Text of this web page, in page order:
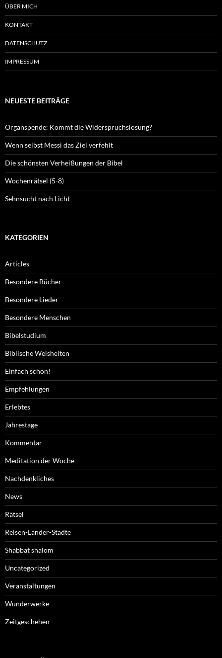
ÜBER MICH
KONTAKT
DATENSCHUTZ
IMPRESSUM
NEUESTE BEITRÄGE
Organspende: Kommt die Widerspruchslösung?
Wenn selbst Messi das Ziel verfehlt
Die schönsten Verheißungen der Bibel
Wochenrätsel (5-8)
Sehnsucht nach Licht
KATEGORIEN
Articles
Besondere Bücher
Besondere Lieder
Besondere Menschen
Bibelstudium
Biblische Weisheiten
Einfach schön!
Empfehlungen
Erlebtes
Jahrestage
Kommentar
Meditation der Woche
Nachdenkliches
News
Rätsel
Reisen-Länder-Städte
Shabbat shalom
Uncategorized
Veranstaltungen
Wunderwerke
Zeitgeschehen